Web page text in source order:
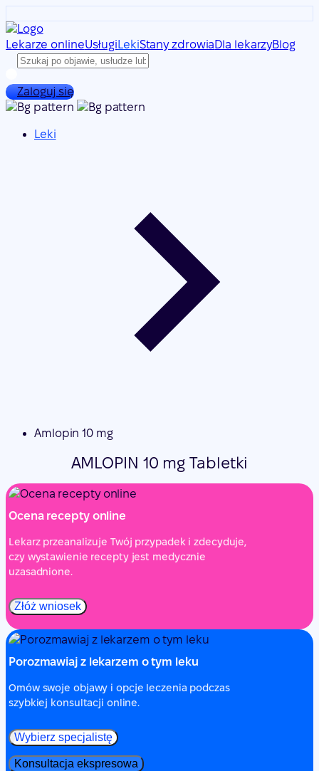
Lekarze onlineUsługi LekiStany zdrowiaDla lekarzyBlog
Zaloguj się
Leki
Amlopin 10 mg
AMLOPIN 10 mg Tabletki
Ocena recepty online
Lekarz przeanalizuje Twój przypadek i zdecyduje,
czy wystawienie recepty jest medycznie
uzasadnione.
Złóż wniosek
Porozmawiaj z lekarzem o tym leku
Omów swoje objawy i opcje leczenia podczas
szybkiej konsultacji online.
Wybierz specjalistę
Konsultacja ekspresowa